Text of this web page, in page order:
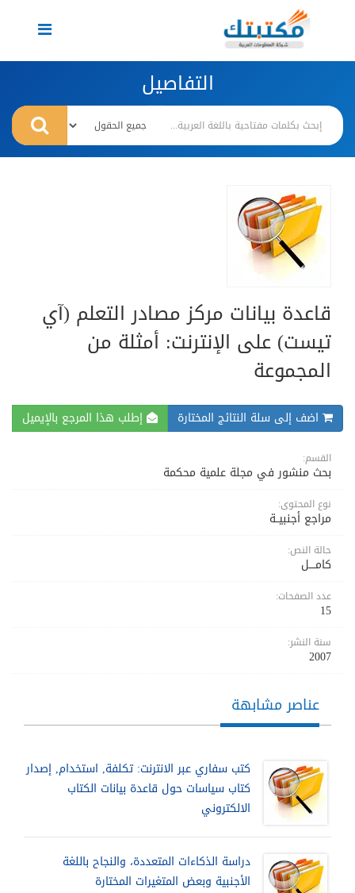
Toggle
navigation
التفاصيل
قاعدة بيانات مركز مصادر التعلم (آي
تيست) على الإنترنت: أمثلة من
المجموعة
اضف إلى سلة النتائج المختارة إطلب هذا المرجع بالإيميل
القسم:
بحث منشور في مجلة علمية محكمة
نوع المحتوى:
مراجع أجنبيــة
حالة النص:
كامــــل
عدد الصفحات:
15
سنة النشر:
2007
عناصر مشابهة
كتب سفاري عبر الانترنت: تكلفة, استخدام, إصدار
كتاب سياسات حول قاعدة بيانات الكتاب
الالكتروني
دراسة الذكاءات المتعددة، والنجاح باللغة
الأجنبية وبعض المتغيرات المختارة